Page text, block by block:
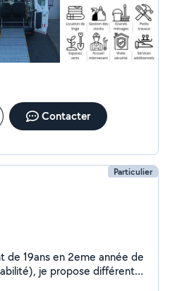
Contacter
Particulier
de 19ans en 2eme année de
différents